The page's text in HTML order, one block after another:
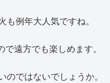
例年大人気ですね。
遠方でも楽しめます。
ではないでしょうか。